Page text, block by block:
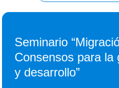
Seminario
Consensos para la
y desarrollo”